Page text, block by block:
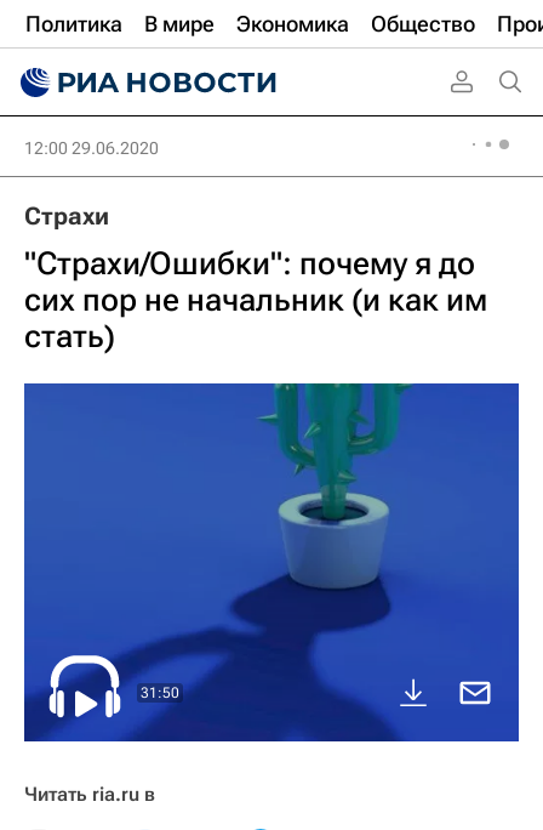
Политика В мире Экономика Общество
12:00 29.06.2020
Страхи
"Страхи/Ошибки": почему я до
сих пор не начальник (и как им
стать)
31:50
Читать ria.ru в